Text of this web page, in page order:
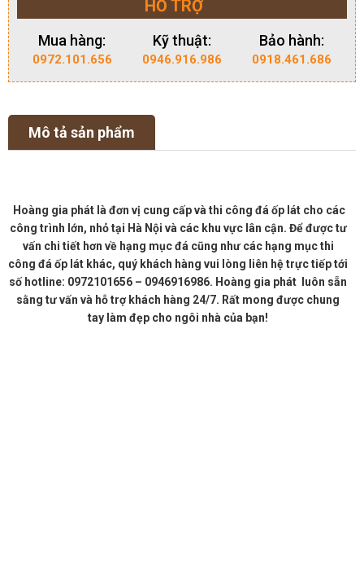
HỖ TRỢ
Mua hàng:
0972.101.656
Kỹ thuật:
0946.916.986
Bảo hành:
0918.461.686
Mô tả sản phẩm
Hoàng gia phát là đơn vị cung cấp và thi công đá ốp lát cho các
công trình lớn, nhỏ tại Hà Nội và các khu vực lân cận. Để được tư
vấn chi tiết hơn về hạng mục đá cũng như các hạng mục thi
công đá ốp lát khác, quý khách hàng vui lòng liên hệ trực tiếp tới
số hotline: 0972101656 – 0946916986. Hoàng gia phát luôn sẵn
sằng tư vấn và hỗ trợ khách hàng 24/7. Rất mong được chung
tay làm đẹp cho ngôi nhà của bạn!